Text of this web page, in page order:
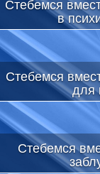
в
Стебемся
для
Стебемся